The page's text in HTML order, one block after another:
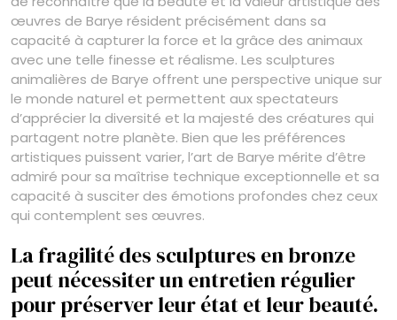
œuvres de Barye résident précisément dans sa
capacité à capturer la force et la grâce des animaux
avec une telle finesse et réalisme. Les sculptures
animalières de Barye offrent une perspective unique sur
le monde naturel et permettent aux spectateurs
d’apprécier la diversité et la majesté des créatures qui
partagent notre planète. Bien que les préférences
artistiques puissent varier, l’art de Barye mérite d’être
admiré pour sa maîtrise technique exceptionnelle et sa
capacité à susciter des émotions profondes chez ceux
qui contemplent ses œuvres.
La fragilité des sculptures en bronze
peut nécessiter un entretien régulier
pour préserver leur état et leur beauté.